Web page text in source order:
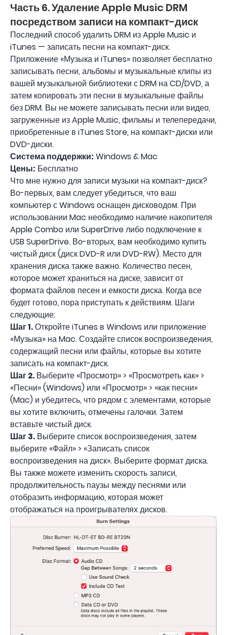
Часть 6. Удаление Apple Music DRM
посредством записи на компакт-диск
Последний способ удалить DRM из Apple Music и
iTunes — записать песни на компакт-диск.
Приложение «Музыка и iTunes» позволяет бесплатно
записывать песни, альбомы и музыкальные клипы из
вашей музыкальной библиотеки с DRM на CD/DVD, а
затем копировать эти песни в музыкальные файлы
без DRM. Вы не можете записывать песни или видео,
загруженные из Apple Music, фильмы и телепередачи,
приобретенные в iTunes Store, на компакт-диски или
DVD-диски.
Система поддержки: Windows & Mac
Цены: Бесплатно
Что мне нужно для записи музыки на компакт-диск?
Во-первых, вам следует убедиться, что ваш
компьютер с Windows оснащен дисководом. При
использовании Mac необходимо наличие накопителя
Apple Combo или SuperDrive либо подключение к
USB SuperDrive. Во-вторых, вам необходимо купить
чистый диск (диск DVD-R или DVD-RW). Место для
хранения диска также важно. Количество песен,
которое может храниться на диске, зависит от
формата файлов песен и емкости диска. Когда все
будет готово, пора приступать к действиям. Шаги
следующие:
Шаг 1.Откройте iTunes в Windows или приложение
«Музыка» на Mac. Создайте список воспроизведения,
содержащий песни или файлы, которые вы хотите
записать на компакт-диск.
Шаг 2. Выберите «Просмотр» > «Просмотреть как» >
«Песни» (Windows) или «Просмотр» > «как песни»
(Mac) и убедитесь, что рядом с элементами, которые
вы хотите включить, отмечены галочки. Затем
вставьте чистый диск.
Шаг 3. Выберите список воспроизведения, затем
выберите «Файл» > «Записать список
воспроизведения на диск». Выберите формат диска.
Вы также можете изменить скорость записи,
продолжительность паузы между песнями или
отобразить информацию, которая может
отображаться на проигрывателях дисков.